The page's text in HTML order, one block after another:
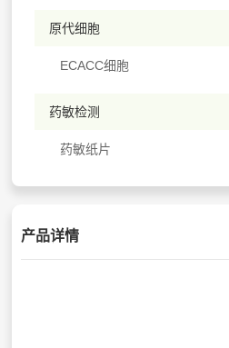
原代细胞
ECACC细胞
药敏检测
药敏纸片
产品详情